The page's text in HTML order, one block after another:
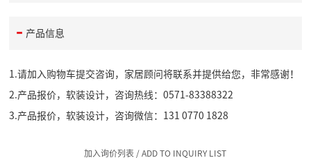
产品信息
1.请加入购物车提交咨询，家居顾问将联系并提供给您，非常感谢！
2.产品报价，软装设计，咨询热线：0571-83388322
3.产品报价，软装设计，咨询微信：131 0770 1828
加入询价列表 / ADD TO INQUIRY LIST